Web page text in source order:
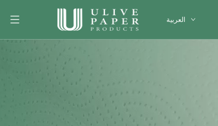
العربية